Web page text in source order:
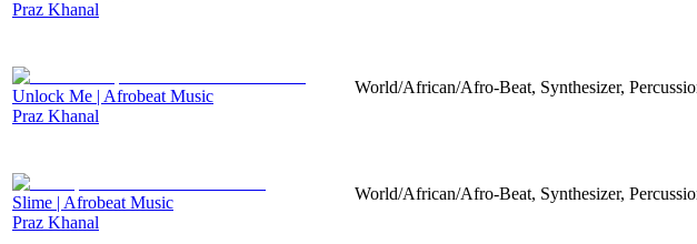
Praz Khanal
Unlock Me | Afrobeat Music
Praz Khanal
World/African/Afro-Beat, Synthesizer,
Slime | Afrobeat Music
Praz Khanal
World/African/Afro-Beat, Synthesizer,